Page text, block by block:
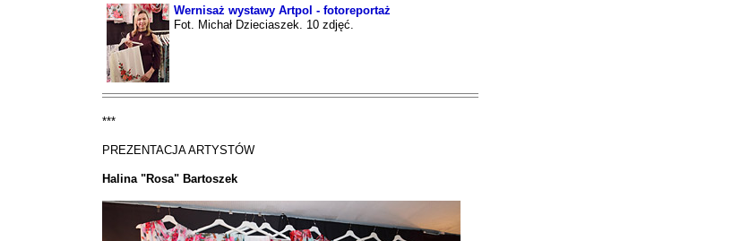
Wernisaż wystawy Artpol - fotoreportaż
Fot. Michał Dzieciaszek. 10 zdjęć.
***
PREZENTACJA ARTYSTÓW
Halina "Rosa" Bartoszek